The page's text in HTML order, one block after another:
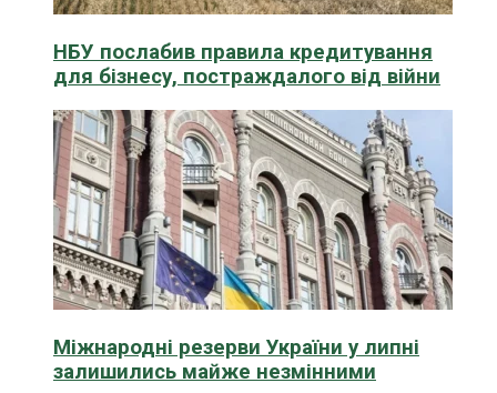
НБУ послабив правила кредитування
для бізнесу, постраждалого від війни
Міжнародні резерви України у липні
залишились майже незмінними